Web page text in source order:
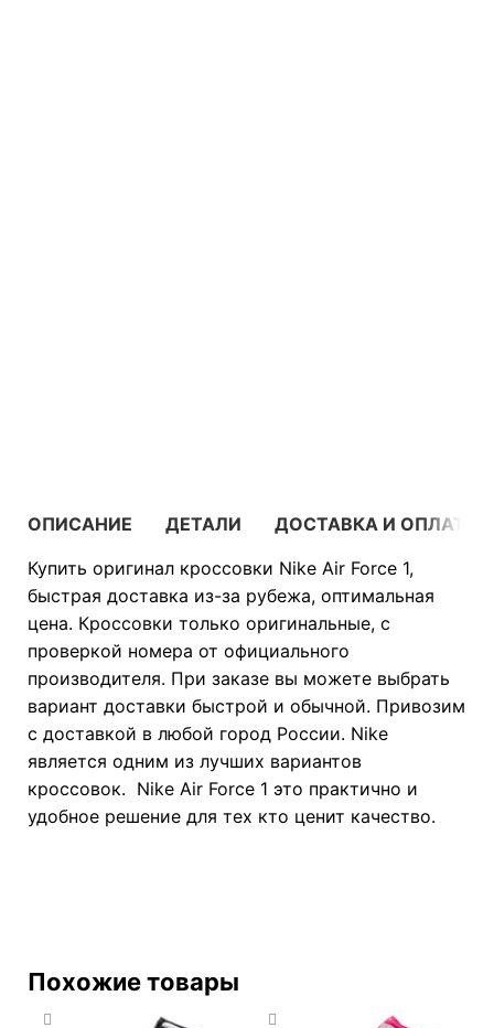
ОПИСАНИЕ ДЕТАЛИ
ДОСТАВКА И ОПЛАТА
Купить оригинал кроссовки Nike Air Force 1,
быстрая доставка из-за рубежа, оптимальная
цена. Кроссовки только оригинальные, с
проверкой номера от официального
производителя. При заказе вы можете выбрать
вариант доставки быстрой и обычной. Привозим
с доставкой в любой город России. Nike
является одним из лучших вариантов
кроссовок. Nike Air Force 1 это практично и
удобное решение для тех кто ценит качество.
Похожие товары